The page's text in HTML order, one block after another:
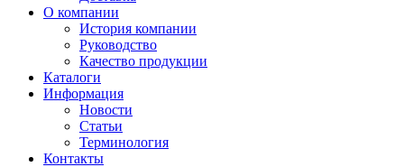
О компании
История компании
Руководство
Качество продукции
Каталоги
Информация
Новости
Статьи
Терминология
Контакты